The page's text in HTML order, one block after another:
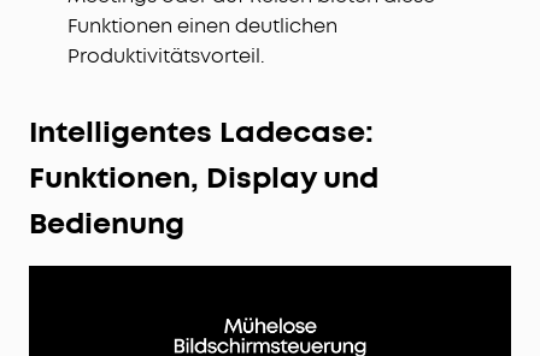
Funktionen einen deutlichen
Produktivitätsvorteil.
Intelligentes Ladecase:
Funktionen, Display und
Bedienung